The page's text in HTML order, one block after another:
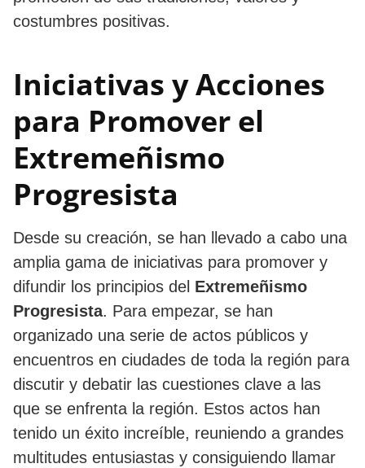
costumbres positivas.
Iniciativas y Acciones
para Promover el
Extremeñismo
Progresista
Desde su creación, se han llevado a cabo una
amplia gama de iniciativas para promover y
difundir los principios del Extremeñismo
Progresista. Para empezar, se han
organizado una serie de actos públicos y
encuentros en ciudades de toda la región para
discutir y debatir las cuestiones clave a las
que se enfrenta la región. Estos actos han
tenido un éxito increíble, reuniendo a grandes
multitudes entusiastas y consiguiendo llamar